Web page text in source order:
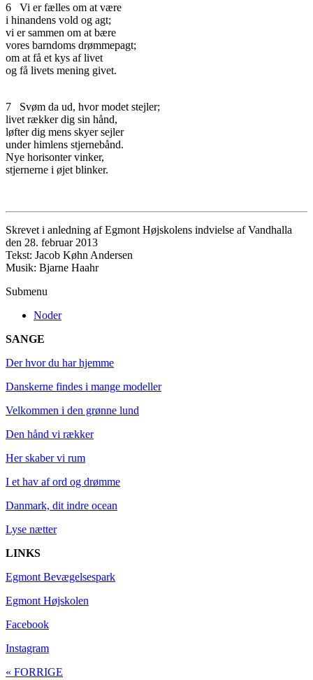
6
Vi er fælles om at være
i hinandens vold og agt;
vi er sammen om at bære
vores barndoms drømmepagt;
om at få et kys af livet
og få livets mening givet.
7
Svøm da ud, hvor modet stejler;
livet rækker dig sin hånd,
løfter dig mens skyer sejler
under himlens stjernebånd.
Nye horisonter vinker,
stjernerne i øjet blinker.
Skrevet i anledning af Egmont Højskolens indvielse af Vandhalla
den 28. februar 2013
Tekst: Jacob Køhn Andersen
Musik: Bjarne Haahr
Submenu
Noder
SANGE
Der hvor du har hjemme
Danskerne findes i mange modeller
Velkommen i den grønne lund
Den hånd vi rækker
Her skaber vi rum
I et hav af ord og drømme
Danmark, dit indre ocean
Lyse nætter
LINKS
Egmont Bevægelsespark
Egmont Højskolen
Facebook
Instagram
« FORRIGE